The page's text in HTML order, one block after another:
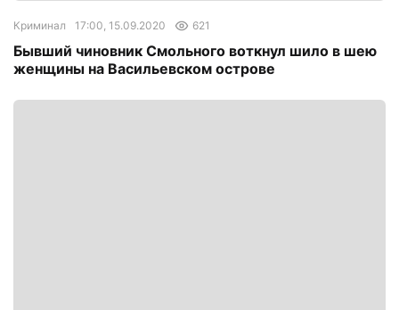
Криминал 17:00, 15.09.2020 621
Бывший чиновник Смольного воткнул шило в шею
женщины на Васильевском острове